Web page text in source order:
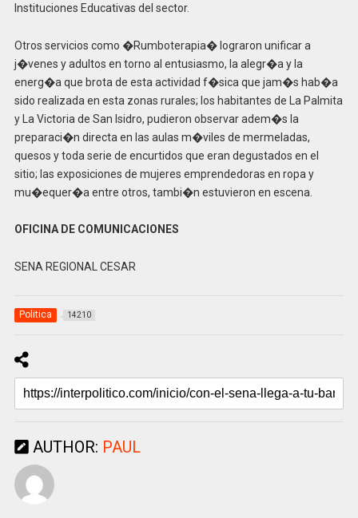
Instituciones Educativas del sector.
Otros servicios como �Rumboterapia� lograron unificar a
j�venes y adultos en torno al entusiasmo, la alegr�a y la
energ�a que brota de esta actividad f�sica que jam�s hab�a
sido realizada en esta zonas rurales; los habitantes de La Palmita
y La Victoria de San Isidro, pudieron observar adem�s la
preparaci�n directa en las aulas m�viles de mermeladas,
quesos y toda serie de encurtidos que eran degustados en el
sitio; las exposiciones de mujeres emprendedoras en ropa y
mu�equer�a entre otros, tambi�n estuvieron en escena.
OFICINA DE COMUNICACIONES
SENA REGIONAL CESAR
Politica 14210
AUTHOR: PAUL